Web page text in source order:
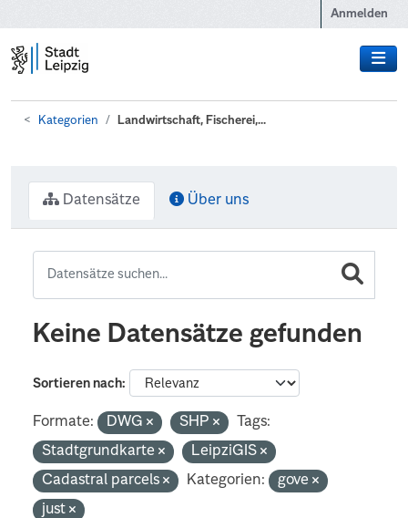
Anmelden
Kategorien Landwirtschaft, Fischerei,...
Datensätze Über uns
Keine Datensätze gefunden
Sortieren nach
Formate: DWG SHP
Tags:
Stadtgrundkarte
LeipziGIS
Cadastral parcels
Kategorien:
gove
just